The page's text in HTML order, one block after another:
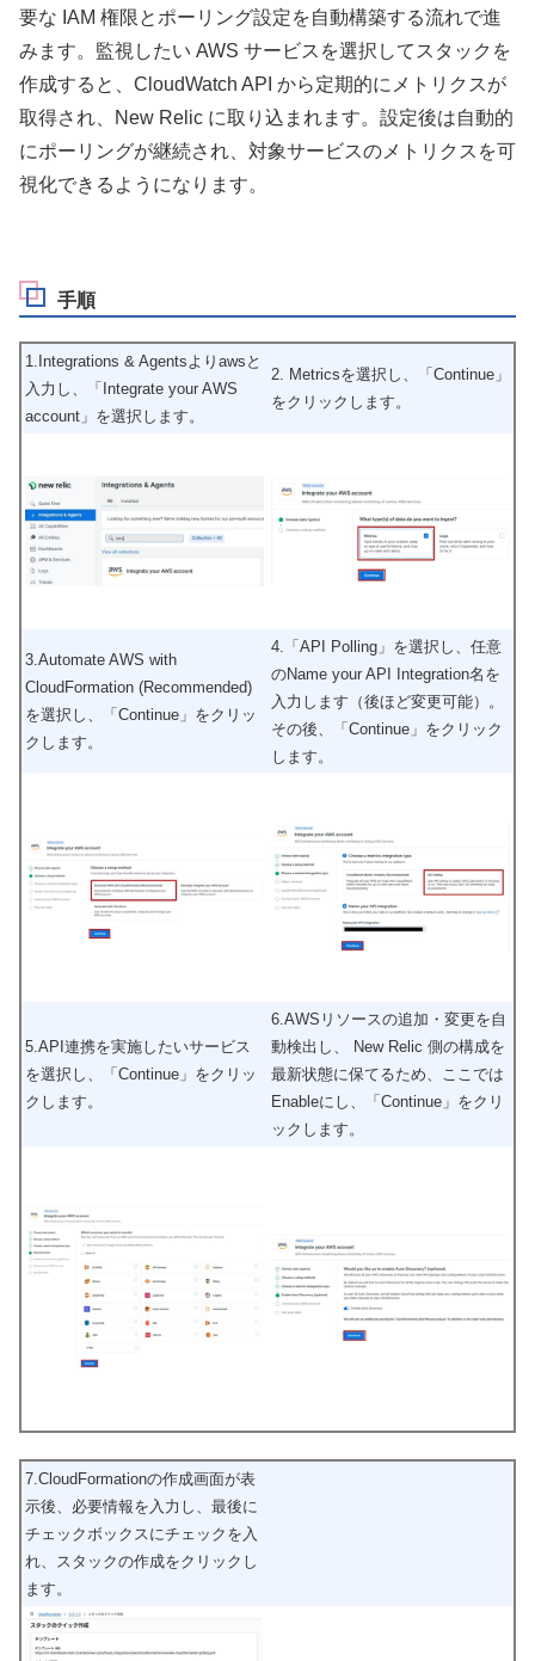
要な IAM 権限とポーリング設定を自動構築する流れで進
みます。監視したい AWS サービスを選択してスタックを
作成すると、CloudWatch API から定期的にメトリクスが
取得され、New Relic に取り込まれます。設定後は自動的
にポーリングが継続され、対象サービスのメトリクスを可
視化できるようになります。
手順
1.Integrations & Agentsよりawsと
入力し、「Integrate your AWS
account」を選択します。
2. Metricsを選択し、「Continue」
をクリックします。
3.Automate AWS with
CloudFormation (Recommended)
を選択し、「Continue」をクリッ
クします。
4.「API Polling」を選択し、任意
のName your API Integration名を
入力します（後ほど変更可能）。
その後、「Continue」をクリック
します。
5.API連携を実施したいサービス
を選択し、「Continue」をクリッ
クします。
6.AWSリソースの追加・変更を自
動検出し、 New Relic 側の構成を
最新状態に保てるため、ここでは
Enableにし、「Continue」をクリ
ックします。
7.CloudFormationの作成画面が表
示後、必要情報を入力し、最後に
チェックボックスにチェックを入
れ、スタックの作成をクリックし
ます。